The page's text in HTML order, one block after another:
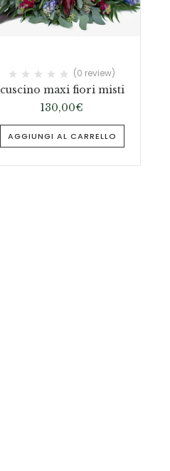
(0 review)
cuscino maxi fiori misti
130,00€
AGGIUNGI AL CARRELLO